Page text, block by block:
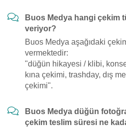
Buos Medya hangi çekim
veriyor?
Buos Medya aşağıdaki
vermektedir:
"düğün hikayesi / klibi,
kına çekimi, trashday, dış
çekimi".
Buos Medya düğün
çekim teslim süresi ne